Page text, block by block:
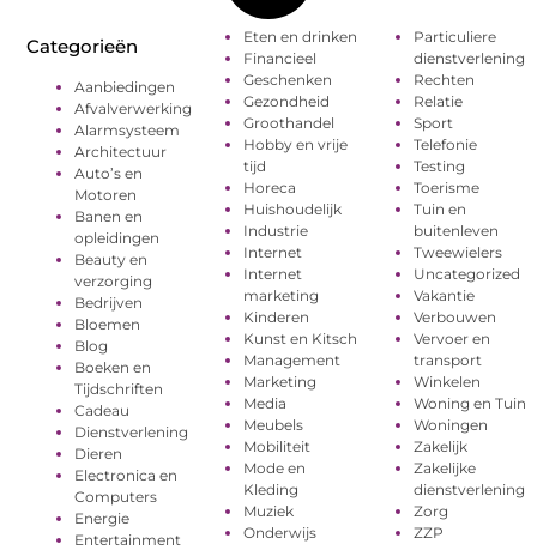
Categorieën
Aanbiedingen
Afvalverwerking
Alarmsysteem
Architectuur
Auto’s en
Motoren
Banen en
opleidingen
Beauty en
verzorging
Bedrijven
Bloemen
Blog
Boeken en
Tijdschriften
Cadeau
Dienstverlening
Dieren
Electronica en
Computers
Energie
Entertainment
Eten en drinken
Financieel
Geschenken
Gezondheid
Groothandel
Hobby en vrije
tijd
Horeca
Huishoudelijk
Industrie
Internet
Internet
marketing
Kinderen
Kunst en Kitsch
Management
Marketing
Media
Meubels
Mobiliteit
Mode en
Kleding
Muziek
Onderwijs
Particuliere
dienstverlening
Rechten
Relatie
Sport
Telefonie
Testing
Toerisme
Tuin en
buitenleven
Tweewielers
Uncategorized
Vakantie
Verbouwen
Vervoer en
transport
Winkelen
Woning en Tuin
Woningen
Zakelijk
Zakelijke
dienstverlening
Zorg
ZZP